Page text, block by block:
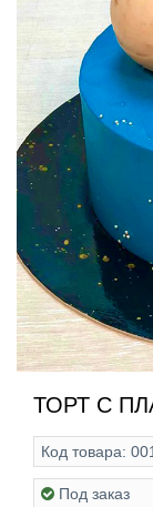
ТОРТ С
Код товара:
Под заказ